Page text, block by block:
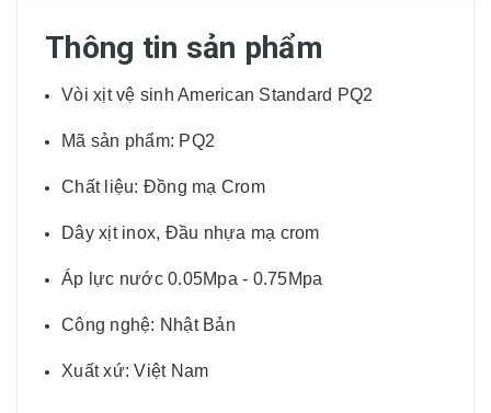
Thông tin sản phẩm
Vòi xịt vệ sinh American Standard PQ2
Mã sản phẩm: PQ2
Chất liệu: Đồng mạ Crom
Dây xịt inox, Đầu nhựa mạ crom
Áp lực nước 0.05Mpa - 0.75Mpa
Công nghệ: Nhật Bản
Xuất xứ: Việt Nam